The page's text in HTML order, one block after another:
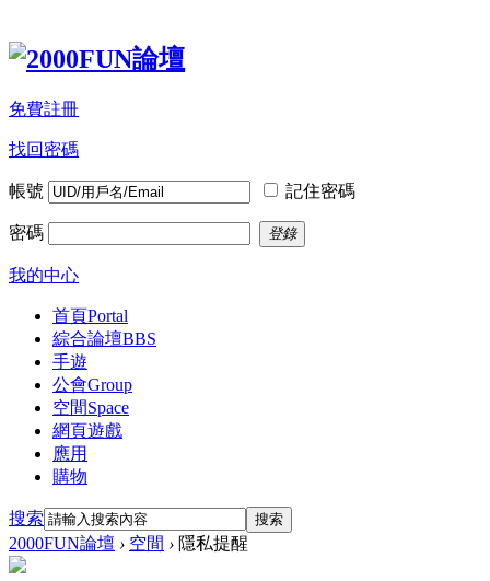
免費註冊
找回密碼
帳號 記住密碼
密碼 登錄
我的中心
首頁Portal
綜合論壇BBS
手遊
公會Group
空間Space
網頁遊戲
應用
購物
搜索 搜索
2000FUN論壇 › 空間 › 隱私提醒